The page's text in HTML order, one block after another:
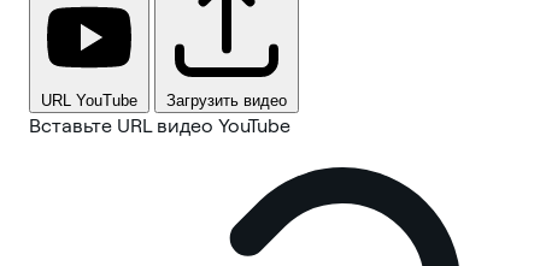
URL YouTube Загрузить видео
Вставьте URL видео YouTube